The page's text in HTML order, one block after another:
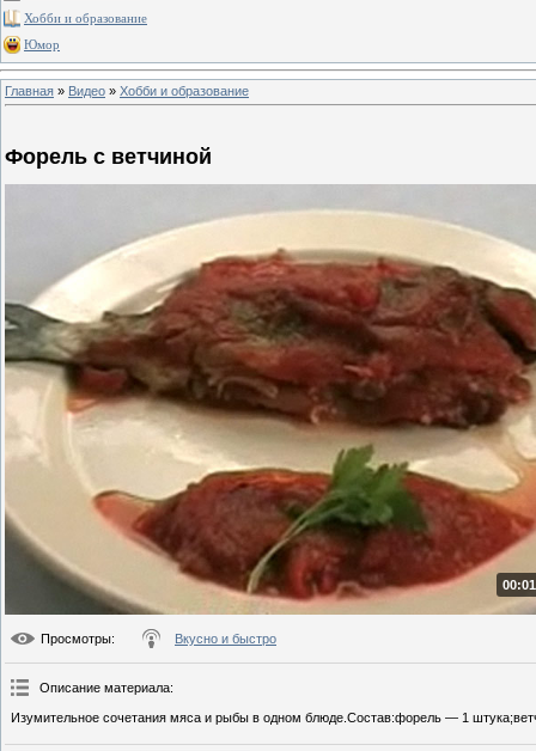
Хобби и образование
Юмор
Главная » Видео » Хобби и образование
Форель с ветчиной
Просмотры: Вкусно и быстро
Описание материала:
Изумительное сочетания мяса и рыбы в одном блюде.Состав:форель — 1